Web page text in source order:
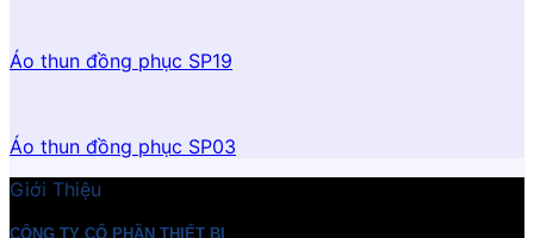
Áo thun đồng phục SP19
Áo thun đồng phục SP03
Giới Thiệu
CÔNG TY CỔ PHẦN THIẾT BỊ